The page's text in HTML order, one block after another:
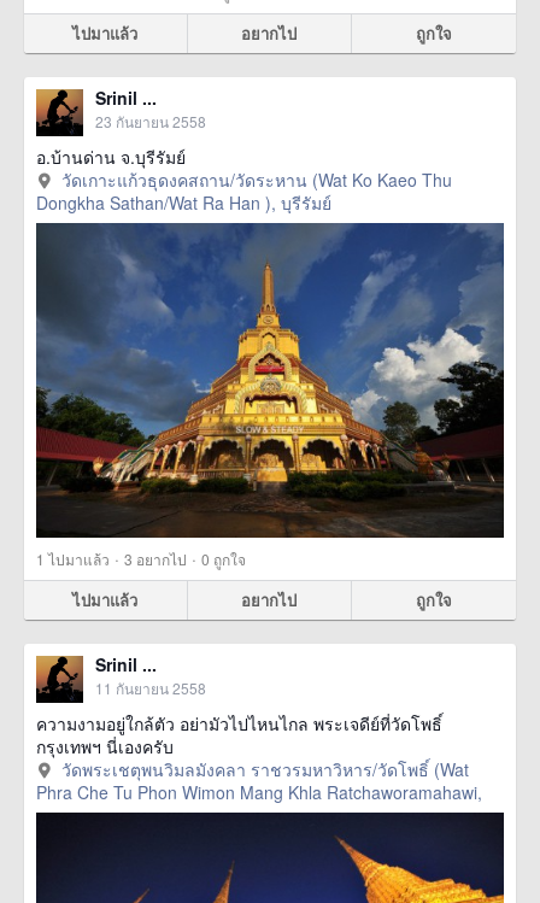
ไปมาแล้ว อยากไป ถูกใจ
Srinil ...
23 กันยายน 2558
อ.บ้านด่าน จ.บุรีรัมย์
วัดเกาะแก้วธุดงคสถาน/วัดระหาน (Wat Ko Kaeo Thu
Dongkha Sathan/Wat Ra Han ), บุรีรัมย์
1 ไปมาแล้ว · 3 อยากไป · 0 ถูกใจ
ไปมาแล้ว อยากไป ถูกใจ
Srinil ...
11 กันยายน 2558
ความงามอยู่ใกล้ตัว อย่ามัวไปไหนไกล พระเจดีย์ที่วัดโพธิ์
กรุงเทพฯ นี่เองครับ
วัดพระเชตุพนวิมลมังคลา ราชวรมหาวิหาร/วัดโพธิ์ (Wat
Phra Che Tu Phon Wimon Mang Khla Ratchaworamahawi,
กรุงเทพมหานคร